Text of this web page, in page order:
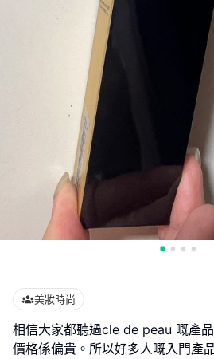
美妝時尚
相信大家都聽過cle de peau 嘅產
價格係偏貴。所以好多人嘅入門產